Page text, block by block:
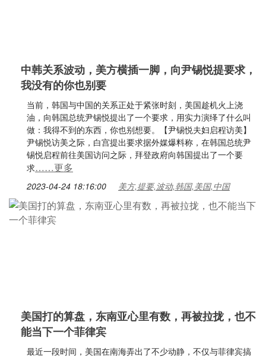
中韩关系波动，美方横插一脚，向尹锡悦提要求，
我没有的你也别要
当前，韩国与中国的关系正处于紧张时刻，美国趁机火上浇
油，向韩国总统尹锡悦提出了一个要求，用实力演绎了什么叫
做：我得不到的东西，你也别想要。【尹锡悦夫妇启程访美】
尹锡悦访美之际，白宫提出要求据外媒爆料称，在韩国总统尹
锡悦启程前往美国访问之际，拜登政府向韩国提出了一个要
求……更多
2023-04-24 18:16:00 美方,提要,波动,韩国,美国,中国
美国打的算盘，东南亚心里有数，再被拉拢，也不
能当下一个菲律宾
最近一段时间，美国在南海弄出了不少动静，不仅与菲律宾搞